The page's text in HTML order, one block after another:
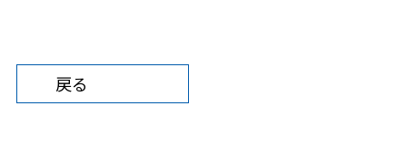
戻る